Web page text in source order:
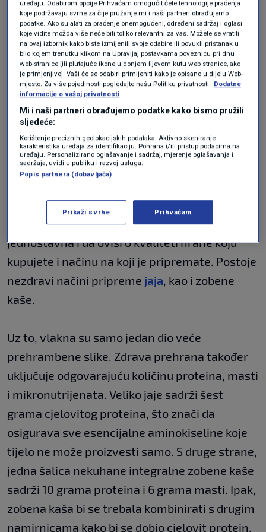
pitanju, zobena kaša je očiti pobjednik, piše
daily meal.
Važno je napomenuti da ne postoji univerzalna
prehrana koja odgovara svima. Svaka osoba
ima jedinstvene prehrambene potrebe.
Jaja vs. zobena kaša:
Nutritivna usporedba
Angel Luk objašnjava da prehrana nije
jednostavna i da ovisi o kvaliteti hrane koju
kupujete i načinu na koji je pripremate. Postoje
nezdravi načini pripreme jaja, kao i zobene
kaše.
Uz to, vlakna su samo jedan dio veće
prehrambene slike. Zdrava prehrana također
uključuje odgovarajuću količinu proteina, masti
i mikronutrijenata. Veliko jaje sadrži šest
grama cjelovitog proteina, što znači da
osigurava sve esencijalne aminokiseline koje
tijelo ne može proizvesti samo. S druge strane,
jedna šalica nekuhane integralne zobene kaše
sadrži 10 grama proteina i 6 grama masti. Ipak,
zobena kaša bi se trebala kombinirati s drugim
namirnicama kako bi se dobio cjelovit protein.
uređaju. Odabirom opcije Prihvaćam omogućit ćete tehnologije praćenja
koje podržavaju svrhe za čije pružanje mi i naši partneri obrađujemo
podatke. Ako su alati za praćenje onemogućeni, određeni sadržaj i oglasi
koje vidite možda više neće biti toliko relevantni za vas. Možete se vratiti
na ovaj izbornik kako biste izmijenili svoje odabire ili povukli pristanak u
bilo kojem trenutku klikom na Upravljaj postavkama poveznicu pri dnu
web-stranice [ili plutajuće ikone u donjem lijevom kutu web stranice, ako
je primjenjivo]. Vaši će se odabiri primijeniti kako je opisano u dijelu Web-
mjesto. Za više pojedinosti pogledajte našu Politiku privatnosti. Dodatne
informacije o vašoj privatnosti
Mi i naši partneri obrađujemo podatke kako bismo pružili
sljedeće:
Korištenje preciznih geolokacijskih podataka. Aktivno skeniranje
karakteristika uređaja za identifikaciju. Pohrana i/ili pristup podacima na
uređaju. Personalizirano oglašavanje i sadržaj, mjerenje oglašavanja i
sadržaja, uvidi u publiku i razvoj usluga.
Popis partnera (dobavljača)
Prikaži svrhe Prihvaćam